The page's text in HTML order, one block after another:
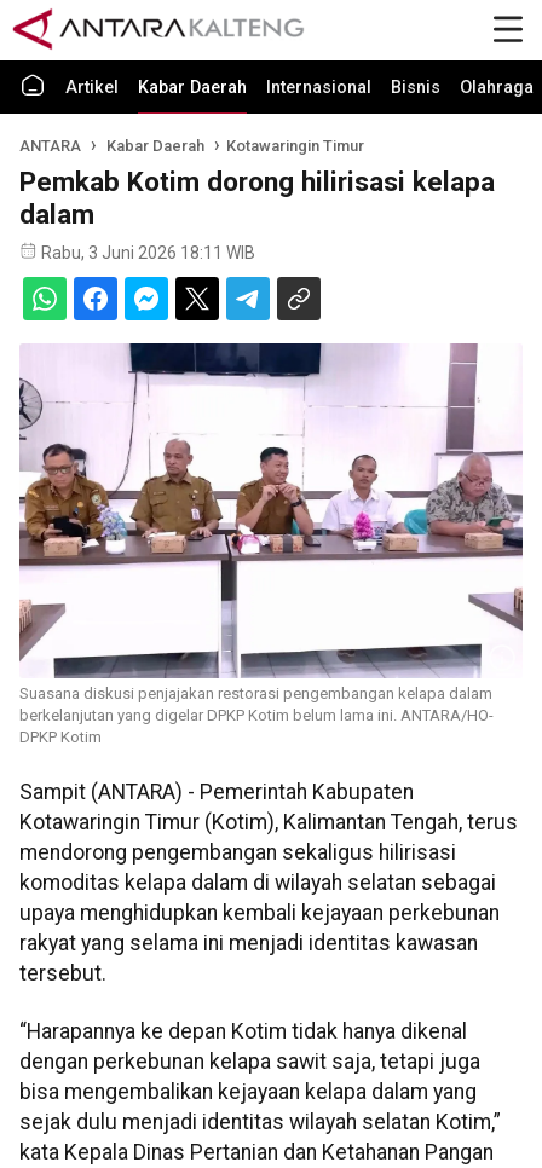
Artikel Kabar Daerah Internasional Bisnis Olahraga
ANTARA Kabar Daerah Kotawaringin Timur
Pemkab Kotim dorong hilirisasi kelapa
dalam
Rabu, 3 Juni 2026 18:11 WIB
Suasana diskusi penjajakan restorasi pengembangan kelapa dalam
berkelanjutan yang digelar DPKP Kotim belum lama ini. ANTARA/HO-
DPKP Kotim
Sampit (ANTARA) - Pemerintah Kabupaten
Kotawaringin Timur (Kotim), Kalimantan Tengah, terus
mendorong pengembangan sekaligus hilirisasi
komoditas kelapa dalam di wilayah selatan sebagai
upaya menghidupkan kembali kejayaan perkebunan
rakyat yang selama ini menjadi identitas kawasan
tersebut.
“Harapannya ke depan Kotim tidak hanya dikenal
dengan perkebunan kelapa sawit saja, tetapi juga
bisa mengembalikan kejayaan kelapa dalam yang
sejak dulu menjadi identitas wilayah selatan Kotim,”
kata Kepala Dinas Pertanian dan Ketahanan Pangan